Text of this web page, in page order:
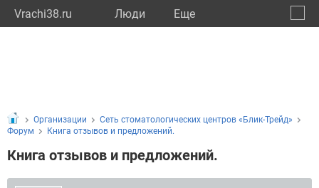
Vrachi38.ru Люди Eще
Организации
Сеть стоматологических центров «Блик-Трейд»
Форум
Книга отзывов и предложений.
Книга отзывов и предложений.